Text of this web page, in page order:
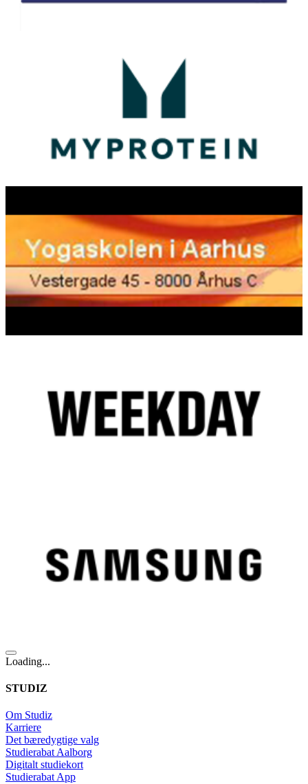
Loading...
STUDIZ
Om Studiz
Karriere
Det bæredygtige valg
Studierabat Aalborg
Digitalt studiekort
Studierabat App